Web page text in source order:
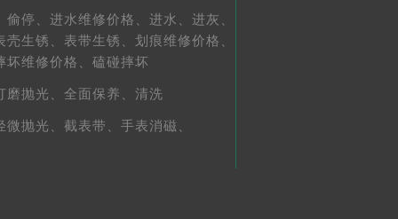
偷停、 进水维修价格、 进水、 进灰、
壳生锈、 表带生锈、 划痕维修价格、
坏维修价格、 磕碰摔坏
磨抛光、 全面保养、 清洗
微抛光、 截表带、 手表消磁、